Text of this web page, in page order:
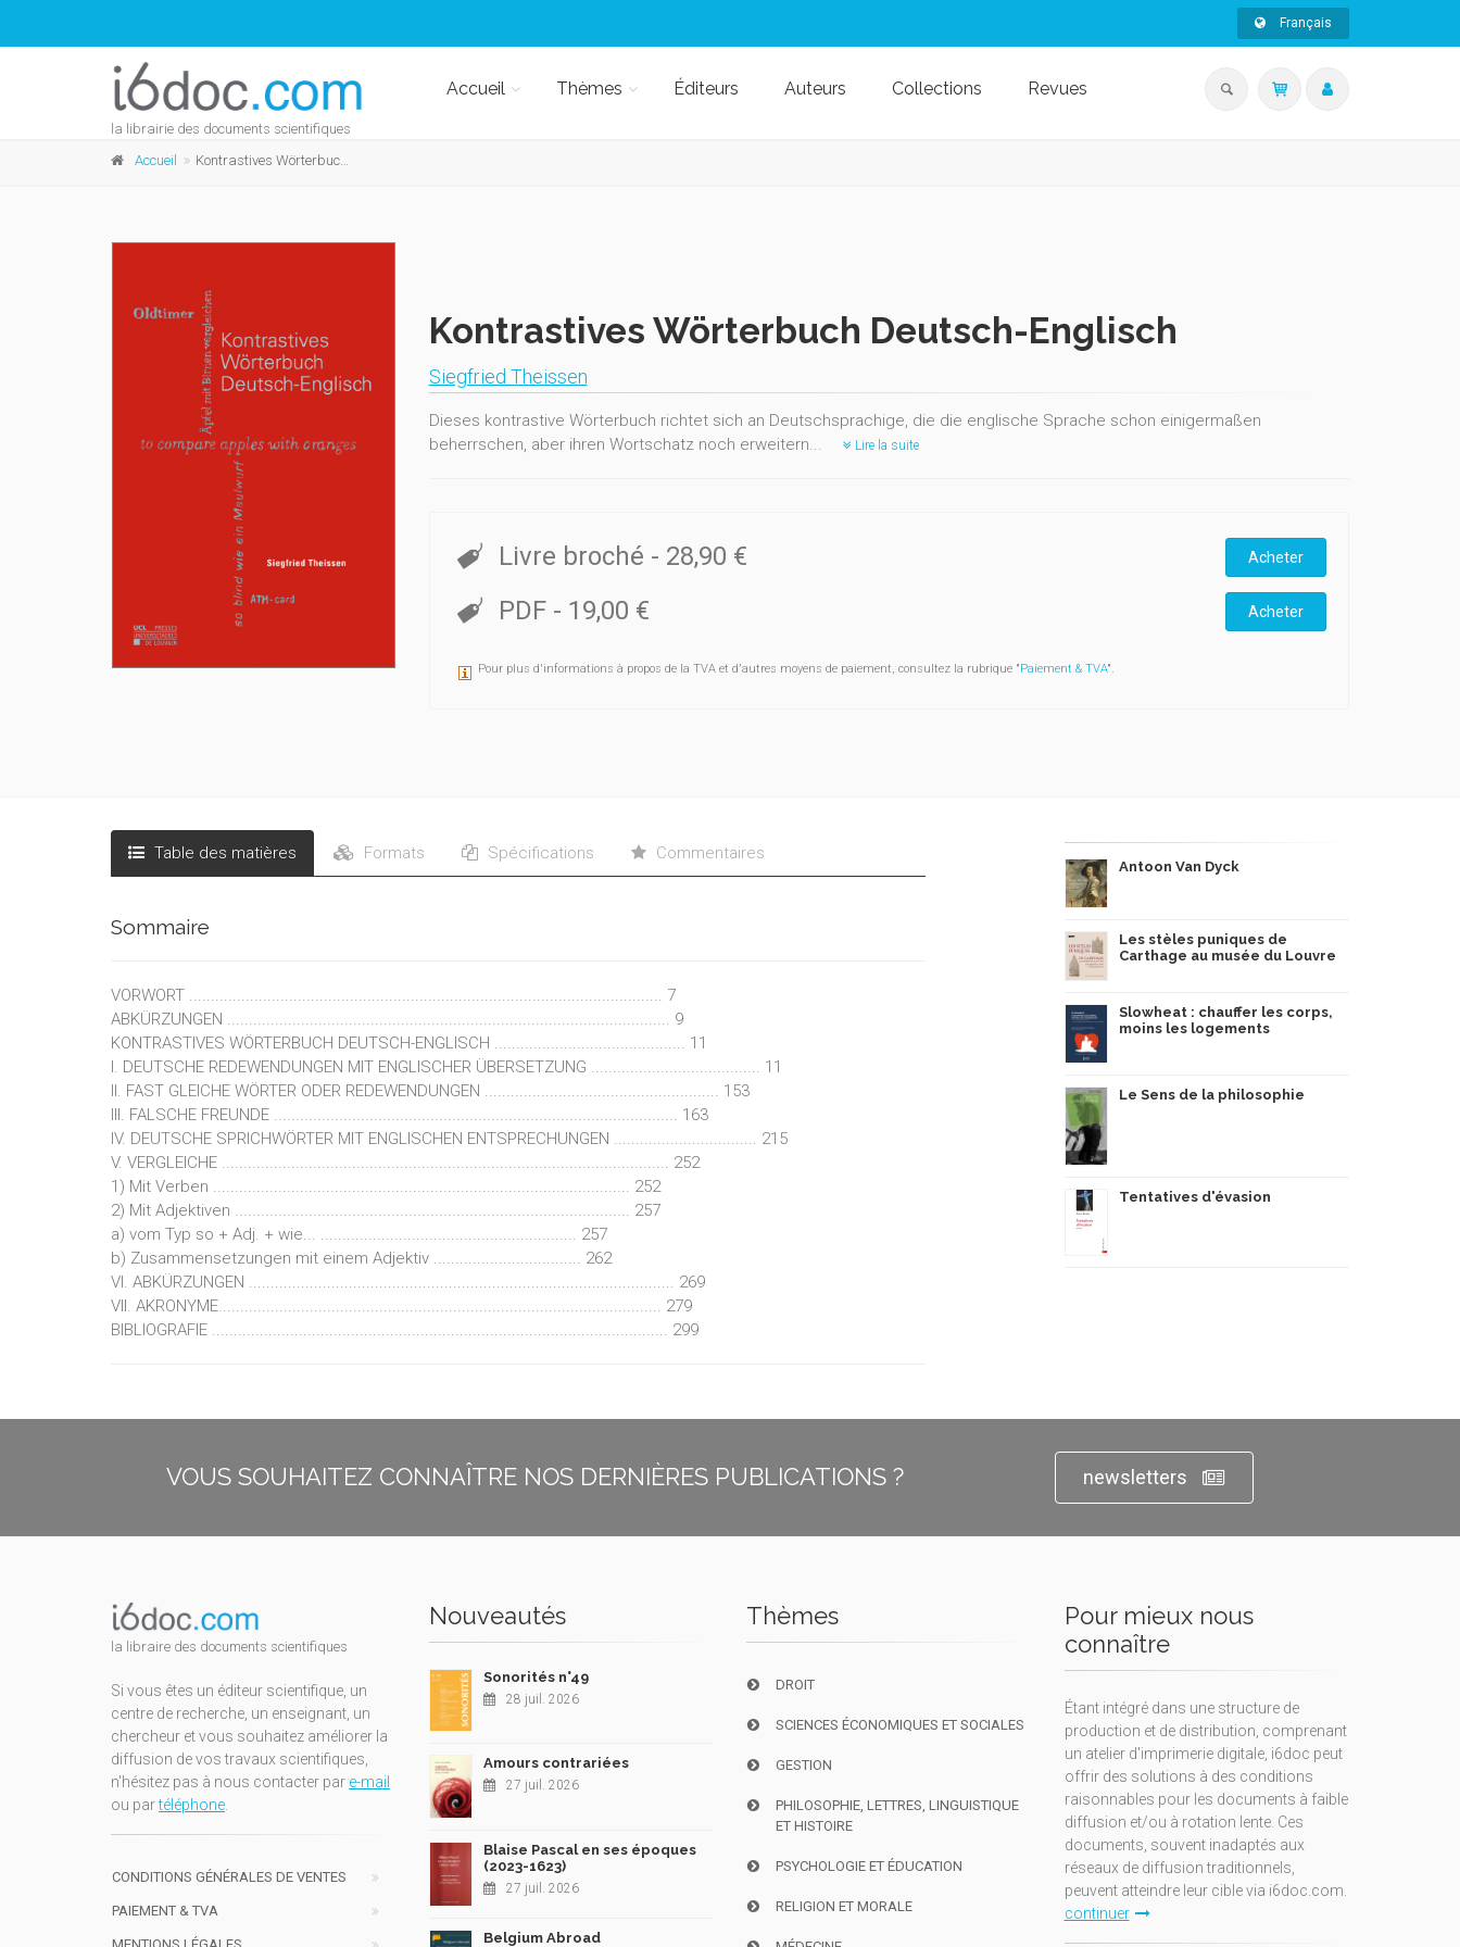
Français
la librairie des documents scientifiques
Accueil Thèmes Éditeurs Auteurs Collections Revues
Accueil Kontrastives Wörterbuch Deutsch-Englisch
Kontrastives Wörterbuch Deutsch-Englisch
Siegfried Theissen
Dieses kontrastive Wörterbuch richtet sich an Deutschsprachige, die die englische Sprache schon einigermaßen
beherrschen, aber ihren Wortschatz noch erweitern...
Lire la suite
Livre broché - 28,90 € Acheter
PDF - 19,00 € Acheter
Pour plus d'informations à propos de la TVA et d'autres moyens de paiement, consultez la rubrique "Paiement & TVA".
Table des matières Formats Spécifications Commentaires
Sommaire
VORWORT ............................................................................................................. 7
ABKÜRZUNGEN ...................................................................................................... 9
KONTRASTIVES WÖRTERBUCH DEUTSCH-ENGLISCH ............................................ 11
I. DEUTSCHE REDEWENDUNGEN MIT ENGLISCHER ÜBERSETZUNG ....................................... 11
II. FAST GLEICHE WÖRTER ODER REDEWENDUNGEN ...................................................... 153
III. FALSCHE FREUNDE ............................................................................................. 163
IV. DEUTSCHE SPRICHWÖRTER MIT ENGLISCHEN ENTSPRECHUNGEN ................................. 215
V. VERGLEICHE ....................................................................................................... 252
1) Mit Verben ................................................................................................ 252
2) Mit Adjektiven ........................................................................................... 257
a) vom Typ so + Adj. + wie... ........................................................... 257
b) Zusammensetzungen mit einem Adjektiv .................................. 262
VI. ABKÜRZUNGEN .................................................................................................. 269
VII. AKRONYME...................................................................................................... 279
BIBLIOGRAFIE ......................................................................................................... 299
Antoon Van Dyck
Les stèles puniques de
Carthage au musée du Louvre
Slowheat : chauffer les corps,
moins les logements
Le Sens de la philosophie
Tentatives d'évasion
VOUS SOUHAITEZ CONNAÎTRE NOS DERNIÈRES PUBLICATIONS ? newsletters
la libraire des documents scientifiques
Si vous êtes un éditeur scientifique, un
centre de recherche, un enseignant, un
chercheur et vous souhaitez améliorer la
diffusion de vos travaux scientifiques,
n'hésitez pas à nous contacter par e-mail
ou partéléphone.
CONDITIONS GÉNÉRALES DE VENTES
PAIEMENT & TVA
Nouveautés
Sonorités n°49
28 juil. 2026
Amours contrariées
27 juil. 2026
Blaise Pascal en ses époques
(2023-1623)
27 juil. 2026
Belgium Abroad
Thèmes
DROIT
SCIENCES ÉCONOMIQUES ET SOCIALES
GESTION
PHILOSOPHIE, LETTRES, LINGUISTIQUE
ET HISTOIRE
PSYCHOLOGIE ET ÉDUCATION
RELIGION ET MORALE
Pour mieux nous
connaître
Étant intégré dans une structure de
production et de distribution, comprenant
un atelier d'imprimerie digitale, i6doc peut
offrir des solutions à des conditions
raisonnables pour les documents à faible
diffusion et/ou à rotation lente. Ces
documents, souvent inadaptés aux
réseaux de diffusion traditionnels,
peuvent atteindre leur cible via i6doc.com.
continuer